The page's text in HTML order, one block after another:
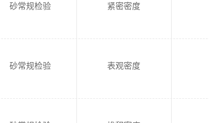
砂常规检验 紧密密度
砂常规检验 表观密度